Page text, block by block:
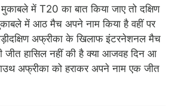
में T20 का बात किया जाए तो दक्षिण
में आठ मैच अपने नाम किया है वहीं पर
अफ्रीका के खिलाफ इंटरनेशनल मैच
जीत हासिल नहीं की है क्या आजवह दिन आ
अफ्रीका को हराकर अपने नाम एक जीत